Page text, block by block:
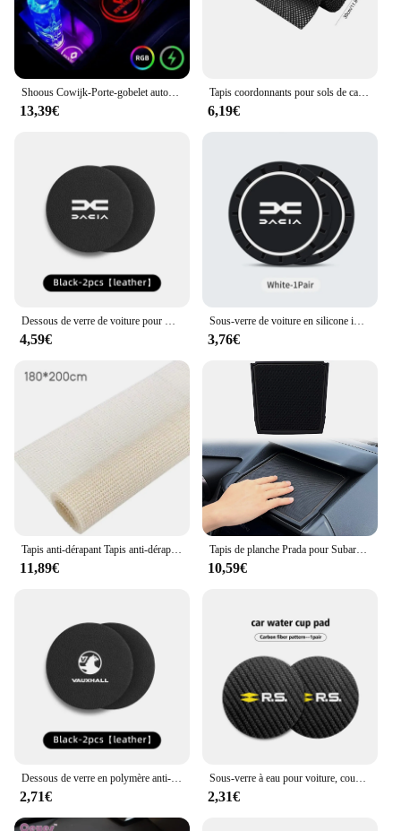
Shoous Cowijk-Porte-gobelet automatique en PVC, accessoires intérieurs coordonnants pour Renault Clio, Megane 2, Megane 3, Clio 4, Duster Captur
13,39€
Tapis coordonnants pour sols de camping-cars, coussinets Lea pour sols en bois dur, MELShelf et doublure d'armoire, optique, poignée de bain coordonnante
6,19€
Dessous de verre de voiture pour Dacia Duster Logan Sandero Lodgy Dokker Stepway Mcv 2 Solenza Largus, porte-gobelet à eau, coussin anti-ald, 1300, 2 pièces
4,59€
Sous-verre de voiture en silicone imperméable, polymères pour Da cia, Duster, Logan, Sandero, Lodgy, Dokker, Sandero, Stepway, 2023, 2024, accessoires, 2 pièces
3,76€
Tapis anti-dérapant Tapis anti-dérapant en caoutchouc Anti-Slip Gripper Roll Carpet Gripper H9EE
11,89€
Tapis de planche Prada pour Subaru Crosstrek, Impreza et Subaru Forester, tapis de doublure de console centrale, inserts d'accessoires
10,59€
Dessous de verre en polymère anti-ald pour voiture, support de verre à eau, tampon pour SachVPoly Dokker Lodgy Logan Sandero Duster Stepway, décoration automatique, 2 pièces
2,71€
Sous-verre à eau pour voiture, coussin de tasse, polymères coordonnants, Renaul, Arkana, Captur, Twingo, soigny, Isman, RS Line, Logan Duster, 2 pièces
2,31€